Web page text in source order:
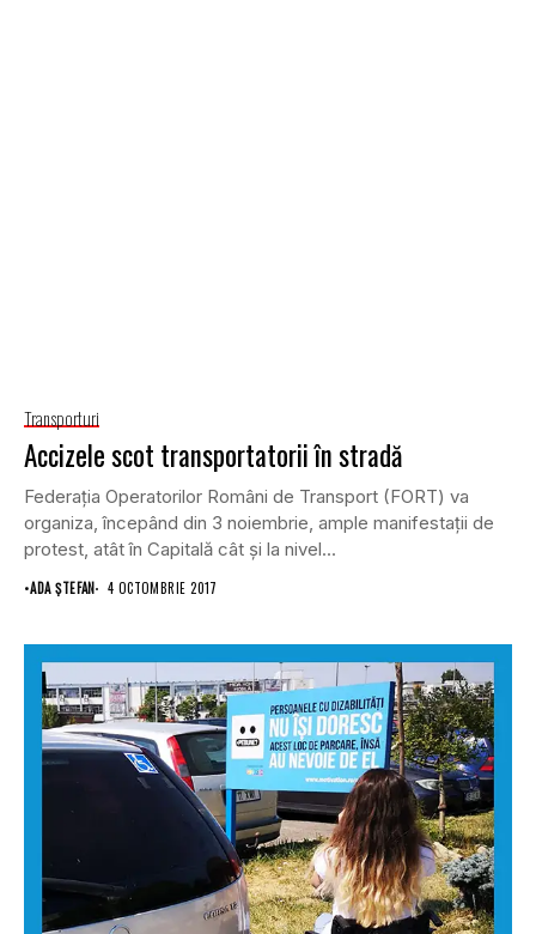
Transporturi
Accizele scot transportatorii în stradă
Federaţia Operatorilor Români de Transport (FORT) va
organiza, începând din 3 noiembrie, ample manifestaţii de
protest, atât în Capitală cât şi la nivel...
•ADA ȘTEFAN 4 OCTOMBRIE 2017